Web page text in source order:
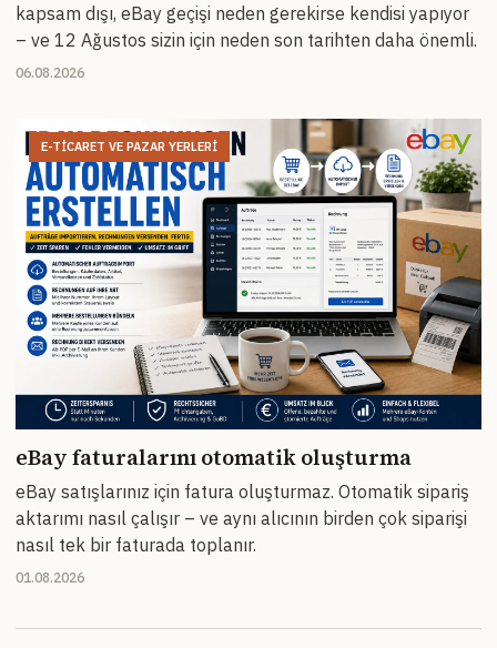
kapsam dışı, eBay geçişi neden gerekirse kendisi yapıyor
– ve 12 Ağustos sizin için neden son tarihten daha önemli.
06.08.2026
E-TICARET VE PAZAR YERLERI
eBay faturalarını otomatik oluşturma
eBay satışlarınız için fatura oluşturmaz. Otomatik sipariş
aktarımı nasıl çalışır – ve aynı alıcının birden çok siparişi
nasıl tek bir faturada toplanır.
01.08.2026